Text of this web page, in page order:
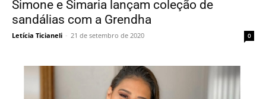
Simone e Simaria lançam coleção de
sandálias com a Grendha
Letícia Ticianeli - 21 de setembro de 2020 0